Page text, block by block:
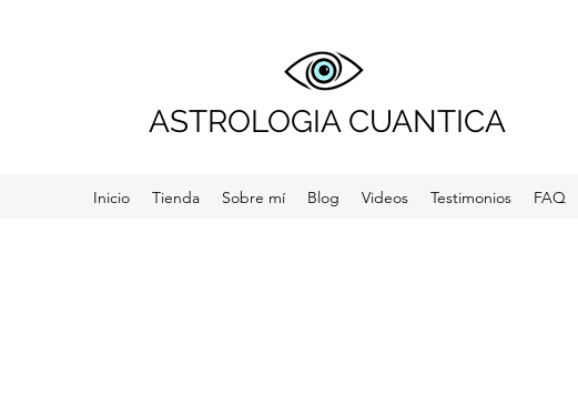
ASTROLOGIA CUANTICA
Inicio Tienda Sobre mí Blog Videos Testimonios FAQ